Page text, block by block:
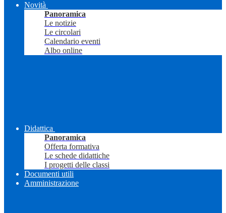
Novità
Panoramica
Le notizie
Le circolari
Calendario eventi
Albo online
Didattica
Panoramica
Offerta formativa
Le schede didattiche
I progetti delle classi
Documenti utili
Amministrazione